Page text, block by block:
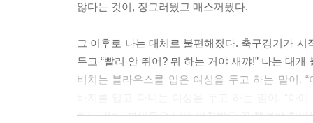
집밥을 매일같이 차려낸 어머니를 요즘 자주 떠올
반복되는 집안 살림과 하루 세끼 밥상 차림은 굉
기도 전에 곯아떨어졌다. 100일 쯤 익히고 나니 본
않다는 것이, 징그러웠고 매스꺼웠다.
그 이후로 나는 대체로 불편해졌다. 축구경기가
두고 “빨리 안 뛰어? 뭐 하는 거야 새꺄!” 나는 대
비치는 블라우스를 입은 여성을 두고 하는 말이.
하는 걸까. 부인들은 남편 아침밥은 꼭 챙겨야 한